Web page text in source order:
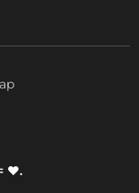
❤.